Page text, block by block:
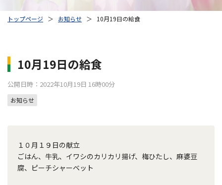
トップページ ＞ お知らせ ＞ 10月19日の給食
10月19日の給食
公開日時：2022年10月19日 16時00分
お知らせ
１０月１９日の献立
ごはん、牛乳、イワシのカリカリ揚げ、梅ひたし、麻婆豆
腐、ピーチシャーベット